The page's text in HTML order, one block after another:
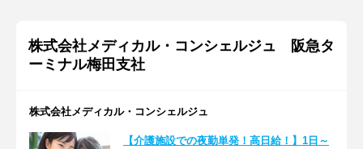
株式会社メディカル・コンシェルジュ 阪急タ
ーミナル梅田支社
株式会社メディカル・コンシェルジュ
【介護施設での夜勤単発！高日給！】1日～